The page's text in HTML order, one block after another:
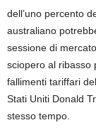
dell’uno percento
australiano
sessione di
sciopero al ribasso
fallimenti tariffari
Stati Uniti Donald
stesso tempo.